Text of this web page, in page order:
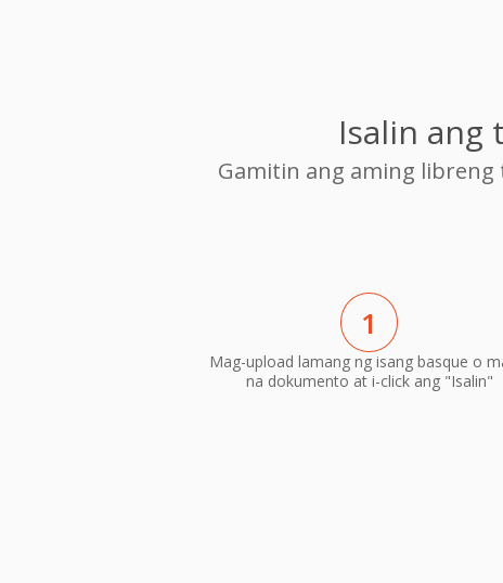
Isalin ang
Gamitin ang aming
1
Mag-upload lamang ng isang basque o
na dokumento at i-click ang "Isalin"